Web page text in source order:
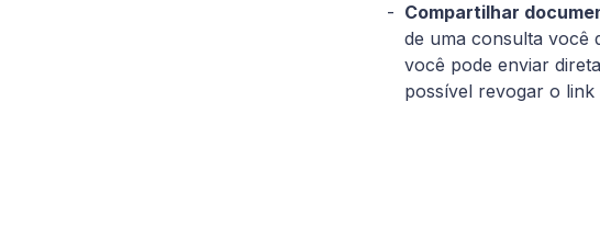
Compartilhar
de uma consulta você
você pode enviar
possível revogar o link